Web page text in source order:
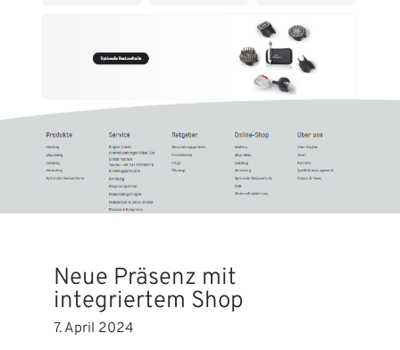
Neue Präsenz mit
integriertem Shop
7. April 2024